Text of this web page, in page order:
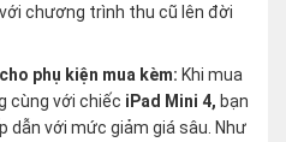
chương trình thu cũ lên đời
phụ kiện mua kèm: Khi mua
cùng với chiếc iPad Mini 4, bạn
dẫn với mức giảm giá sâu. Như